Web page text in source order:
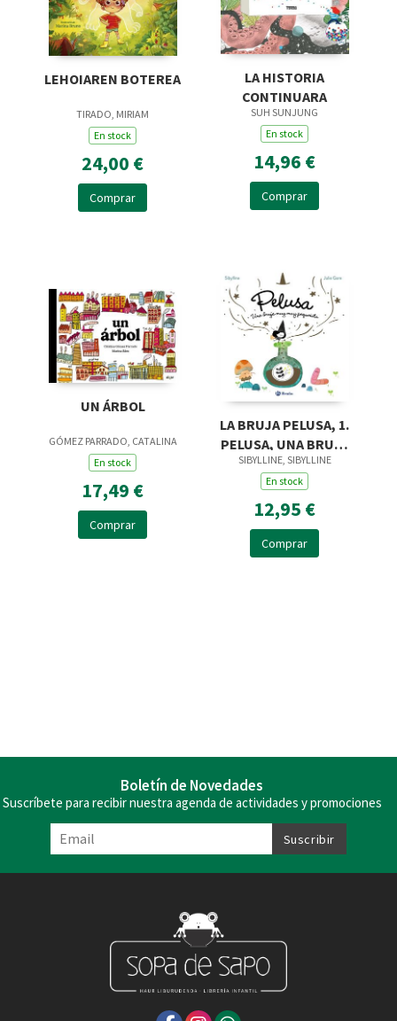
LEHOIAREN BOTEREA
TIRADO, MIRIAM
En stock
24,00 €
Comprar
LA HISTORIA
CONTINUARA
SUH SUNJUNG
En stock
14,96 €
Comprar
UN ÁRBOL
GÓMEZ PARRADO, CATALINA
En stock
17,49 €
Comprar
LA BRUJA PELUSA, 1.
PELUSA, UNA BRUJA
MUY MUY PEQUEÑITA
SIBYLLINE, SIBYLLINE
En stock
12,95 €
Comprar
Boletín de Novedades
Suscríbete para recibir nuestra agenda de actividades y promociones